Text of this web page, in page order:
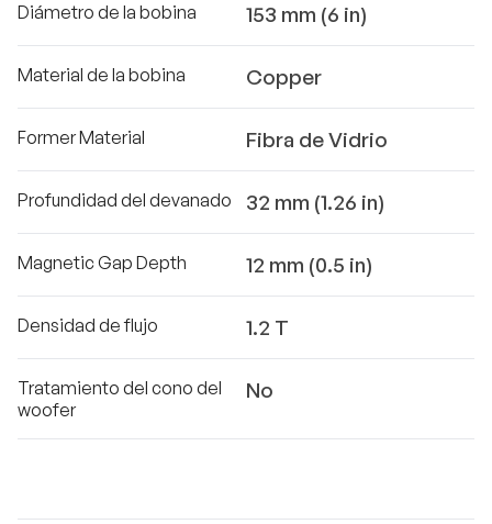
Diámetro de la bobina 153 mm (6 in)
Material de la bobina Copper
Former Material Fibra de Vidrio
Profundidad del devanado 32 mm (1.26 in)
Magnetic Gap Depth 12 mm (0.5 in)
Densidad de flujo 1.2 T
Tratamiento del cono del
woofer
No